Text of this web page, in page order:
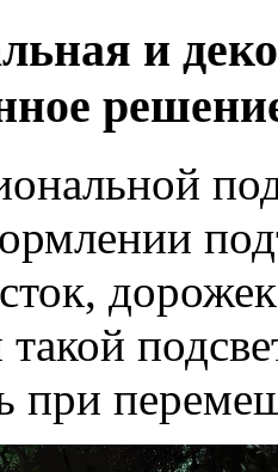
и
при